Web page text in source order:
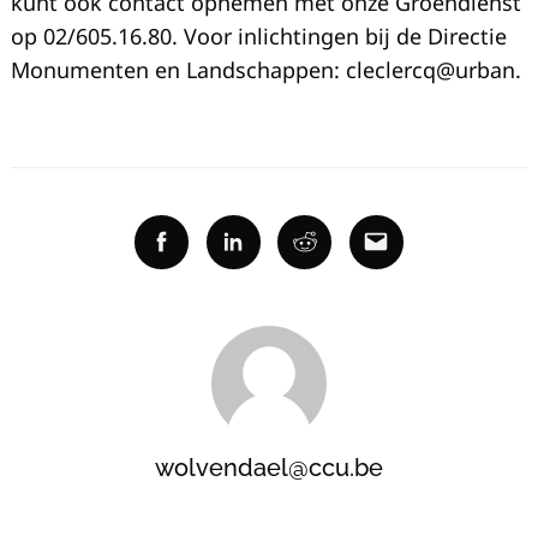
op 02/605.16.80. Voor inlichtingen bij de Directie
Monumenten en Landschappen: cleclercq@urban.
FacebookLinkedinRedditEmail
wolvendael@ccu.be